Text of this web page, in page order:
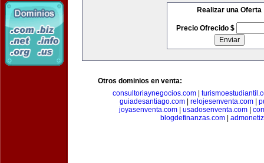
Realizar una Oferta
Precio Ofrecido $
Otros dominios en venta:
consultoriaynegocios.com
guiadesantiago.com| relojesenventa.com|
joyasenventa.com
usadosenventa.com
blogdefinanzas.com|